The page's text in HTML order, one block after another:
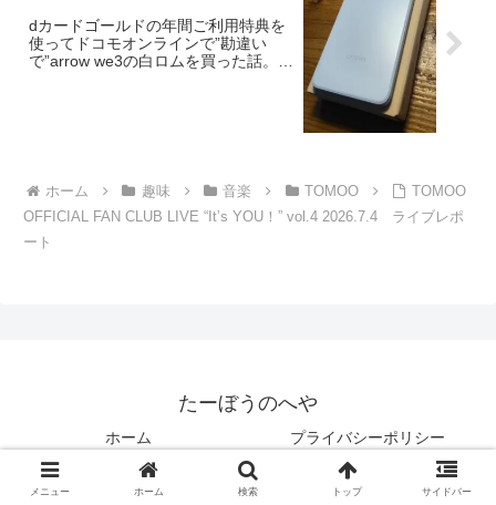
dカードゴールドの年間ご利用特典を
使ってドコモオンラインで”勘違い
で”arrow we3の白ロムを買った話。
ホーム 趣味 音楽 TOMOO
TOMOO
OFFICIAL FAN CLUB LIVE “Itʼs YOU！” vol.4 2026.7.4 ライブレポ
ート
たーぼうのへや
ホーム
プライバシーポリシー
お問い合わせフォーム
メニュー ホーム 検索 トップ サイドバー